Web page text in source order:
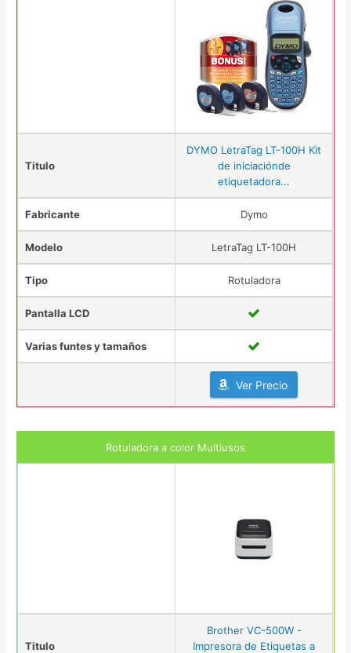
Titulo
DYMO LetraTag LT-100H Kit
de iniciaciónde
etiquetadora...
Fabricante Dymo
Modelo LetraTag LT-100H
Tipo Rotuladora
Pantalla LCD
Varias funtes y tamaños
Ver Precio
Rotuladora a color Multiusos
Titulo
Brother VC-500W -
Impresora de Etiquetas a